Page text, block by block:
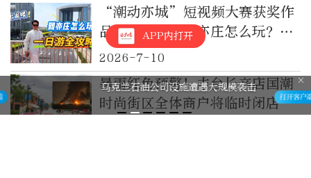
“潮动亦城”短视频大赛获奖作
品展播｜到北京亦庄怎么玩？一
日游全攻略
2026-7-10
暴雨红色预警！丰台长辛店国潮
时尚街区全体商户将临时闭店
APP内打开
乌克兰石油公司设施遭遇大规模袭击